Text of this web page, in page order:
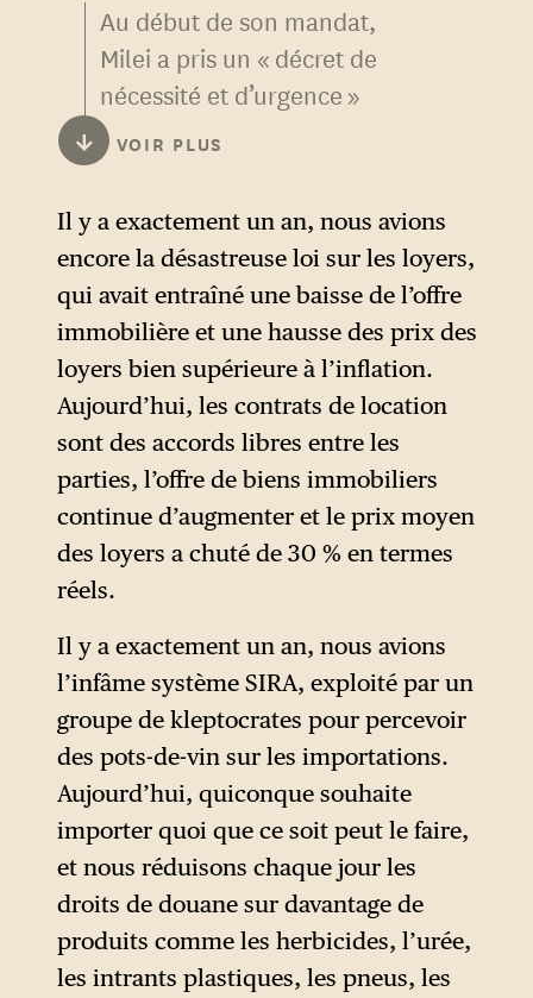
Au début de son mandat,
Milei a pris un « décret de
nécessité et d’urgence »
(DNU) qui visait à modifier ou
abroger plus de 300 normes :
suppression de l’encadrement
des loyers, fin de
l’intervention de l’État pour
protéger les prix de produits
essentiels, affaiblissement de
la protection des travailleurs,
autorisation des
privatisations, etc. Ce décret a
été complété au mois de juin
par l’approbation
parlementaire de la loiBases
y Puntos de Partida para la
Libertad de los Argentinos,
contenant près de 250 articles
introduisant d’importantes
réformes économiques —
visant à faciliter les
privatisations notamment —
et la délégation de facultés à
l’exécutif en matière
administrative, économique,
fiscale notamment.
↓ VOIR PLUS
Il y a exactement un an, nous avions
encore la désastreuse loi sur les loyers,
qui avait entraîné une baisse de l’offre
immobilière et une hausse des prix des
loyers bien supérieure à l’inflation.
Aujourd’hui, les contrats de location
sont des accords libres entre les
parties, l’offre de biens immobiliers
continue d’augmenter et le prix moyen
des loyers a chuté de 30 % en termes
réels.
Il y a exactement un an, nous avions
l’infâme système SIRA, exploité par un
groupe de kleptocrates pour percevoir
des pots-de-vin sur les importations.
Aujourd’hui, quiconque souhaite
importer quoi que ce soit peut le faire,
et nous réduisons chaque jour les
droits de douane sur davantage de
produits comme les herbicides, l’urée,
les intrants plastiques, les pneus, les